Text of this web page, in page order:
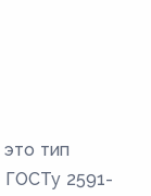
тип
ГОСТу 2591-